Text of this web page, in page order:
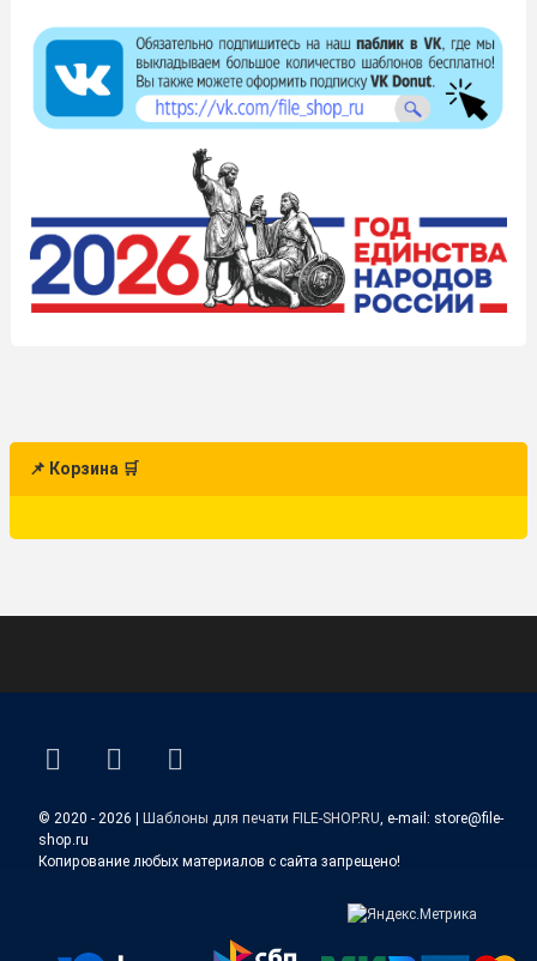
📌 Корзина 🛒
ВКонтакте
YouTube
E-mail
© 2020 - 2026 | Шаблоны для печати FILE-SHOP.RU , e-mail: store@file-
shop.ru
Копирование любых материалов с сайта запрещено!